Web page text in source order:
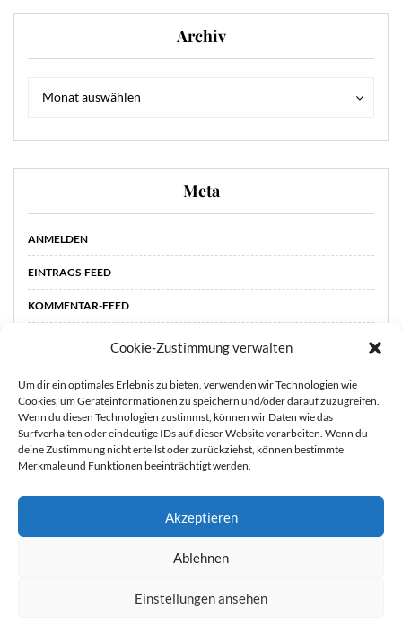
Cookie-Zustimmung verwalten
Um dir ein optimales Erlebnis zu bieten, verwenden wir Technologien wie
Cookies, um Geräteinformationen zu speichern und/oder darauf zuzugreifen.
Wenn du diesen Technologien zustimmst, können wir Daten wie das
Surfverhalten oder eindeutige IDs auf dieser Website verarbeiten. Wenn du
deine Zustimmung nicht erteilst oder zurückziehst, können bestimmte
Merkmale und Funktionen beeinträchtigt werden.
Akzeptieren
Ablehnen
Einstellungen ansehen
Archiv
Monat auswählen
Meta
ANMELDEN
EINTRAGS-FEED
KOMMENTAR-FEED
STARTSEITE
ÜBER
KOOPERATIONEN
Sie können die Erfassung Ihrer Daten durch Google Analytics
verhindern, indem Sie auf folgenden Link klicken. Es wird ein
Opt-Out-Cookie gesetzt, der die Erfassung Ihrer Daten bei